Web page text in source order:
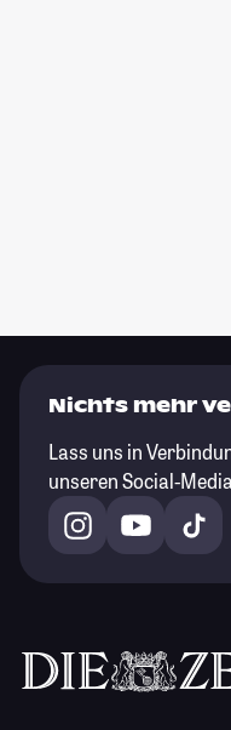
Nichts mehr
Lass uns in
unseren Social-